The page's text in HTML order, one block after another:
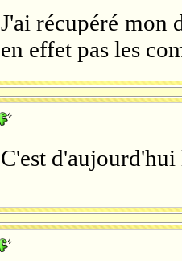
J'ai récupéré mon
en effet pas les
C'est